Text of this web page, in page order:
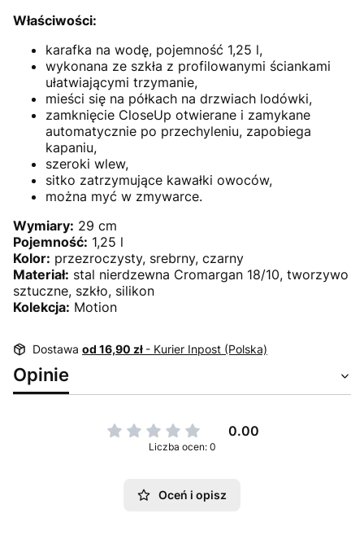
Właściwości:
karafka na wodę, pojemność 1,25 l,
wykonana ze szkła z profilowanymi ściankami
ułatwiającymi trzymanie,
mieści się na półkach na drzwiach lodówki,
zamknięcie CloseUp otwierane i zamykane
automatycznie po przechyleniu, zapobiega
kapaniu,
szeroki wlew,
sitko zatrzymujące kawałki owoców,
można myć w zmywarce.
Wymiary: 29 cm
Pojemność: 1,25 l
Kolor: przezroczysty, srebrny, czarny
Materiał: stal nierdzewna Cromargan 18/10, tworzywo
sztuczne, szkło, silikon
Kolekcja: Motion
Dostawa od 16,90 zł - Kurier Inpost (Polska)
Opinie
0.00
Liczba ocen: 0
Oceń i opisz